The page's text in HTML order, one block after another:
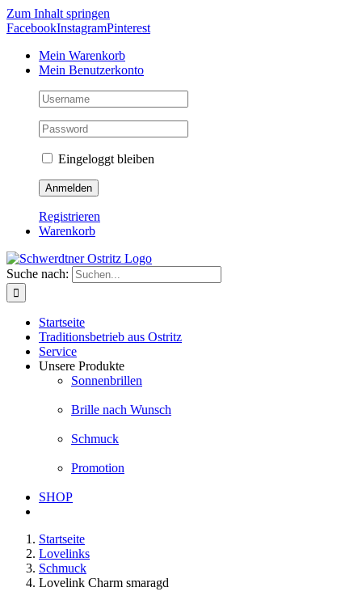
Zum Inhalt springen
FacebookInstagramPinterest
Mein Warenkorb
Mein Benutzerkonto
Eingeloggt bleiben
Registrieren
Warenkorb
Suche nach:
Startseite
Traditionsbetrieb aus Ostritz
Service
Unsere Produkte
Sonnenbrillen
Brille nach Wunsch
Schmuck
Promotion
SHOP
Startseite
Lovelinks
Schmuck
Lovelink Charm smaragd